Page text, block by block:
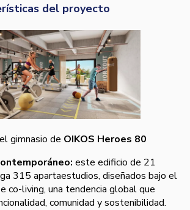
del proyecto
gimnasio de OIKOS Heroes 80
este edificio de 21
315 apartaestudios, diseñados bajo el
co-living, una tendencia global que
comunidad y sostenibilidad.